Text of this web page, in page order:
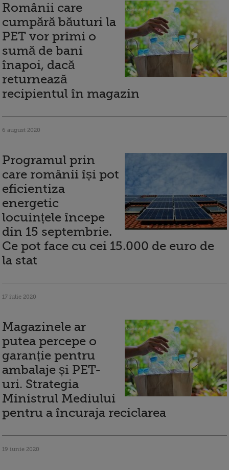
Românii care
cumpără băuturi la
PET vor primi o
sumă de bani
înapoi, dacă
returnează
recipientul în magazin
6 august 2020
Programul prin
care românii își pot
eficientiza
energetic
locuințele începe
din 15 septembrie.
Ce pot face cu cei 15.000 de euro de
la stat
17 iulie 2020
Magazinele ar
putea percepe o
garanție pentru
ambalaje și PET-
uri. Strategia
Ministrul Mediului
pentru a încuraja reciclarea
19 iunie 2020